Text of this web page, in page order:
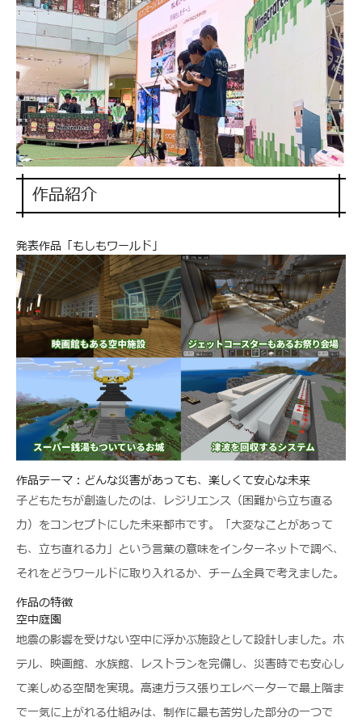
作品紹介
発表作品「もしもワールド」
作品テーマ：どんな災害があっても、楽しくて安心な未来
子どもたちが創造したのは、レジリエンス（困難から立ち直る
力）をコンセプトにした未来都市です。「大変なことがあって
も、立ち直れる力」という言葉の意味をインターネットで調べ、
それをどうワールドに取り入れるか、チーム全員で考えました。
作品の特徴
空中庭園
地震の影響を受けない空中に浮かぶ施設として設計しました。ホ
テル、映画館、水族館、レストランを完備し、災害時でも安心し
て楽しめる空間を実現。高速ガラス張りエレベーターで最上階ま
で一気に上がれる仕組みは、制作に最も苦労した部分の一つで